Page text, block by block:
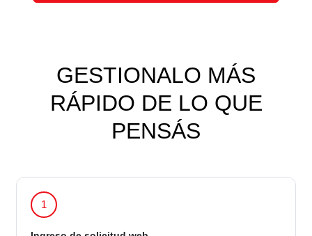
GESTIONALO MÁS
RÁPIDO DE LO QUE
PENSÁS
1